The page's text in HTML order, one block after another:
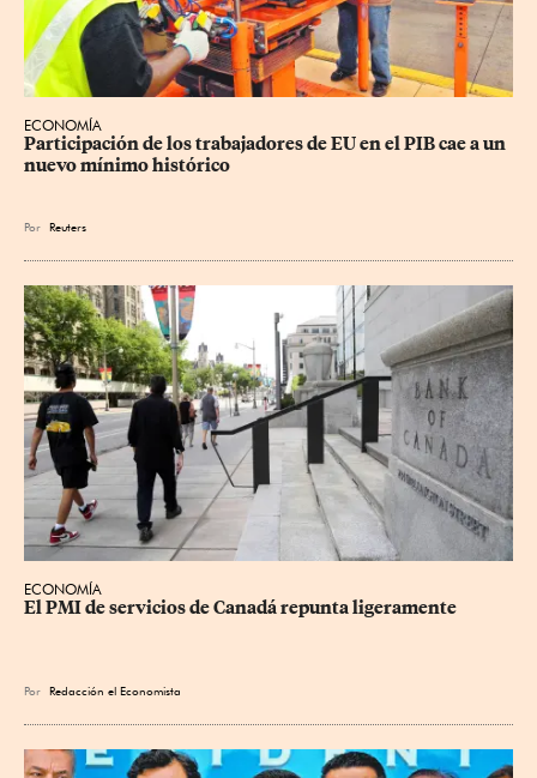
ECONOMÍA
Participación de los trabajadores de EU en el PIB cae a un
nuevo mínimo histórico
Por Reuters
ECONOMÍA
El PMI de servicios de Canadá repunta ligeramente
Por Redacción el Economista